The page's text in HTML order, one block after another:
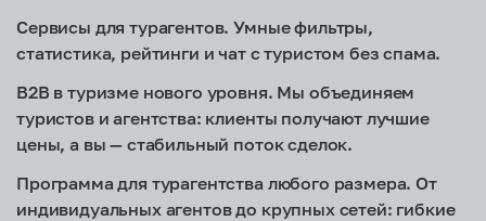
Сервисы для турагентов. Умные фильтры,
статистика, рейтинги и чат с туристом без спама.
B2B в туризме нового уровня. Мы объединяем
туристов и агентства: клиенты получают лучшие
цены, а вы — стабильный поток сделок.
Программа для турагентства любого размера. От
индивидуальных агентов до крупных сетей: гибкие